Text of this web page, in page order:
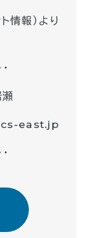
ト情報）より
east.jp